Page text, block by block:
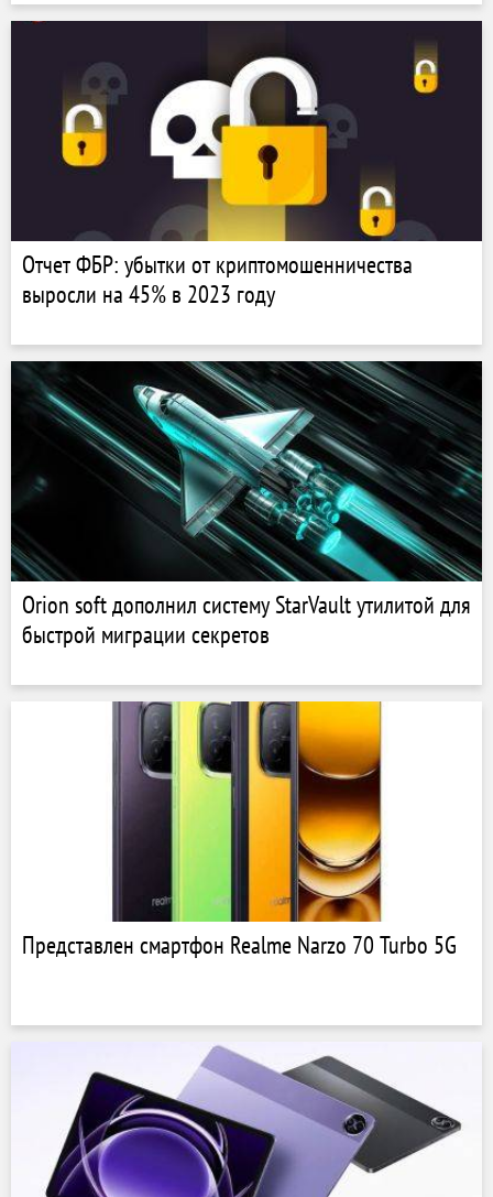
Отчет ФБР: убытки от криптомошенничества
выросли на 45% в 2023 году
Orion soft дополнил систему StarVault утилитой для
быстрой миграции секретов
Представлен смартфон Realme Narzo 70 Turbo 5G